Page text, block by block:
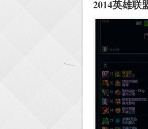
2014英雄联